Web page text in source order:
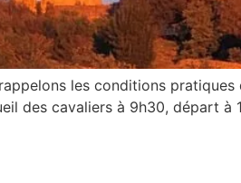
les conditions
des cavaliers à 9h30, départ